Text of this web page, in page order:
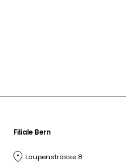
Filiale Bern
Laupenstrasse 8